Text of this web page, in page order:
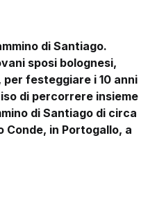
di Santiago.
sposi bolognesi,
festeggiare i 10 anni
di percorrere insieme
di Santiago di circa
Conde, in Portogallo, a